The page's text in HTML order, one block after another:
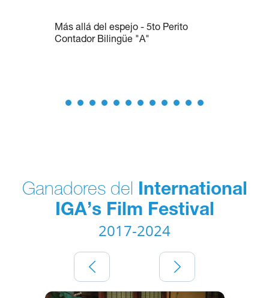
Más allá del espejo - 5to Perito
Contador Bilingüe "A"
Ganadores del International
IGA’s Film Festival
2017-2024